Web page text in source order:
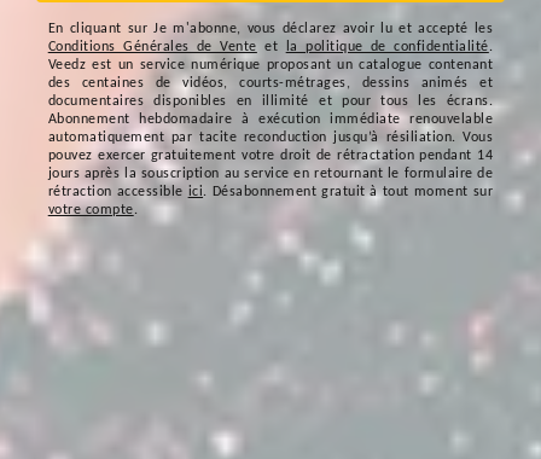
En cliquant surJe m'abonne, vous déclarez avoir lu et accepté les
Conditions Générales de Vente et la politique de confidentialité.
Veedz est un service numérique proposant un catalogue contenant
des centaines de vidéos, courts-métrages, dessins animés et
documentaires disponibles en illimité et pour tous les écrans.
Abonnement hebdomadaire à exécution immédiate renouvelable
automatiquement par tacite reconduction jusqu’à résiliation. Vous
pouvez exercer gratuitement votre droit de rétractation pendant 14
jours après la souscription au service en retournant le formulaire de
rétraction accessible ici. Désabonnement gratuit à tout moment sur
votre compte.